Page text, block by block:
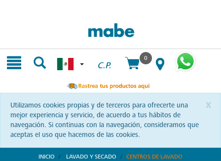
C.P.
0
x
Utilizamos cookies propias y de terceros para ofrecerte una
mejor experiencia y servicio, de acuerdo a tus hábitos de
navegación. Si continuas con la navegación, consideramos que
aceptas el uso que hacemos de las cookies.
INICIO LAVADO Y SECADO CENTROS DE LAVADO